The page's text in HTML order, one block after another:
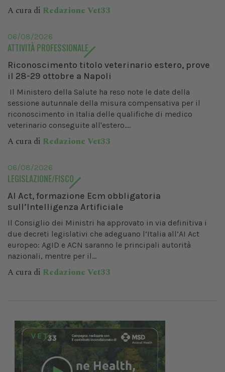
A cura di Redazione Vet33
06/08/2026
ATTIVITÀ PROFESSIONALE
Riconoscimento titolo veterinario estero, prove
il 28-29 ottobre a Napoli
Il Ministero della Salute ha reso note le date della
sessione autunnale della misura compensativa per il
riconoscimento in Italia delle qualifiche di medico
veterinario conseguite all'estero....
A cura di Redazione Vet33
06/08/2026
LEGISLAZIONE/FISCO
AI Act, formazione Ecm obbligatoria
sull’Intelligenza Artificiale
Il Consiglio dei Ministri ha approvato in via definitiva i
due decreti legislativi che adeguano l’Italia all’AI Act
europeo: AgID e ACN saranno le principali autorità
nazionali, mentre per il...
A cura di Redazione Vet33